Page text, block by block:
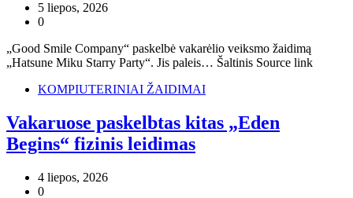
5 liepos, 2026
0
„Good Smile Company“ paskelbė vakarėlio veiksmo žaidimą
„Hatsune Miku Starry Party“. Jis paleis… Šaltinis Source link
KOMPIUTERINIAI ŽAIDIMAI
Vakaruose paskelbtas kitas „Eden
Begins“ fizinis leidimas
4 liepos, 2026
0